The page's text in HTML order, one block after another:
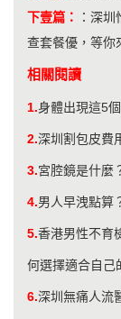
下壹篇：
： 深圳
查套餐優，等你
相關閱讀
1.身體出現這5
2.深圳割包皮費
3.宮腔鏡是什麼
4.男人早洩點算
5.香港男性不育
何選擇適合自己
6.深圳無痛人流